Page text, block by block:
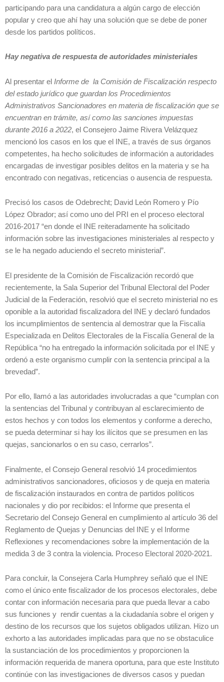
participando para una candidatura a algún cargo de elección
popular y creo que ahí hay una solución que se debe de poner
desde los partidos políticos.
Haynegativa de respuesta de autoridades ministeriales
Al presentar el Informe de la Comisión de Fiscalización respecto
del estado jurídico que guardan los Procedimientos
Administrativos Sancionadores en materia de fiscalización que se
encuentran en trámite, así como las sanciones impuestas
durante 2016 a 2022, el Consejero Jaime Rivera Velázquez
mencionó los casos en los que el INE, a través de sus órganos
competentes, ha hecho solicitudes de información a autoridades
encargadas de investigar posibles delitos en la materia y se ha
encontrado con negativas, reticencias o ausencia de respuesta.
Precisó los casos de Odebrecht; David León Romero y Pío
López Obrador; así como uno del PRI en el proceso electoral
2016-2017 “en donde el INE reiteradamente ha solicitado
información sobre las investigaciones ministeriales al respecto y
se le ha negado aduciendo el secreto ministerial”.
El presidente de la Comisión de Fiscalización recordó que
recientemente, la Sala Superior del Tribunal Electoral del Poder
Judicial de la Federación, resolvió que el secreto ministerial no es
oponible a la autoridad fiscalizadora del INE y declaró fundados
los incumplimientos de sentencia al demostrar que la Fiscalía
Especializada en Delitos Electorales de la Fiscalía General de la
República “no ha entregado la información solicitada por el INE y
ordenó a este organismo cumplir con la sentencia principal a la
brevedad”.
Por ello, llamó a las autoridades involucradas a que “cumplan con
la sentencias del Tribunal y contribuyan al esclarecimiento de
estos hechos y con todos los elementos y conforme a derecho,
se pueda determinar si hay los ilícitos que se presumen en las
quejas, sancionarlos o en su caso, cerrarlos”.
Finalmente, el Consejo General resolvió 14 procedimientos
administrativos sancionadores, oficiosos y de queja en materia
de fiscalización instaurados en contra de partidos políticos
nacionales y dio por recibidos: el Informe que presenta el
Secretario del Consejo General en cumplimiento al artículo 36 del
Reglamento de Quejas y Denuncias del INE y el Informe
Reflexiones y recomendaciones sobre la implementación de la
medida 3 de 3 contra la violencia. Proceso Electoral 2020-2021.
Para concluir, la Consejera Carla Humphrey señaló que el INE
como el único ente fiscalizador de los procesos electorales, debe
contar con información necesaria para que pueda llevar a cabo
sus funciones y rendir cuentas a la ciudadanía sobre el origen y
destino de los recursos que los sujetos obligados utilizan. Hizo un
exhorto a las autoridades implicadas para que no se obstaculice
la sustanciación de los procedimientos y proporcionen la
información requerida de manera oportuna, para que este Instituto
continúe con las investigaciones de diversos casos y puedan